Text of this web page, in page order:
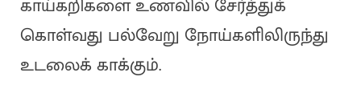
காய்கறிகளை உணவில் சேர்த்துக்
கொள்வது பல்வேறு நோய்களிலிருந்து
உடலைக் காக்கும்.